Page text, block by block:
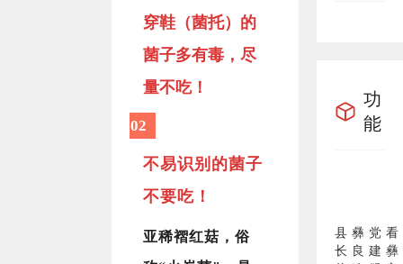
穿鞋（菌托）的
菌子多有毒，尽
量不吃！
02
不易识别的菌子
不要吃！
亚稀褶红菇，俗
功
能
县
长
彝
良
党
建
看
彝